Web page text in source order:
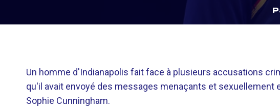
Un homme d'Indianapolis fait face à plusieurs accusations
qu'il avait envoyé des messages menaçants et sexuellement
Sophie Cunningham.